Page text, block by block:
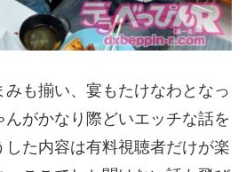
も揃い、宴もたけなわとなっ
がかなり際どいエッチな話を
た内容は有料視聴者だけが楽